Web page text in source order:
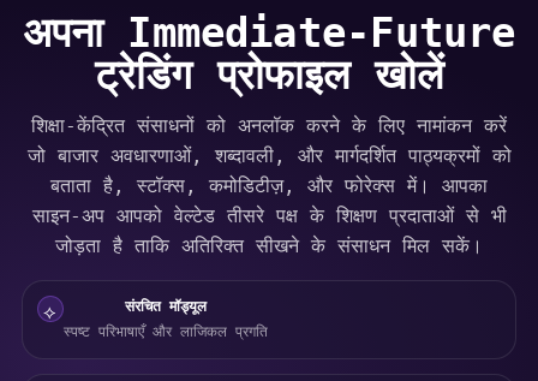
अपना Immediate-Future
ट्रेडिंग प्रोफाइल खोलें
शिक्षा-केंद्रित संसाधनों को अनलॉक करने के लिए नामांकन करें
जो बाजार अवधारणाओं, शब्दावली, और मार्गदर्शित पाठ्यक्रमों को
बताता है, स्टॉक्स, कमोडिटीज़, और फोरेक्स में। आपका
साइन-अप आपको वेल्टेड तीसरे पक्ष के शिक्षण प्रदाताओं से भी
जोड़ता है ताकि अतिरिक्त सीखने के संसाधन मिल सकें।
⟡
संरचित मॉड्यूल
स्पष्ट परिभाषाएँ और लाजिकल प्रगति